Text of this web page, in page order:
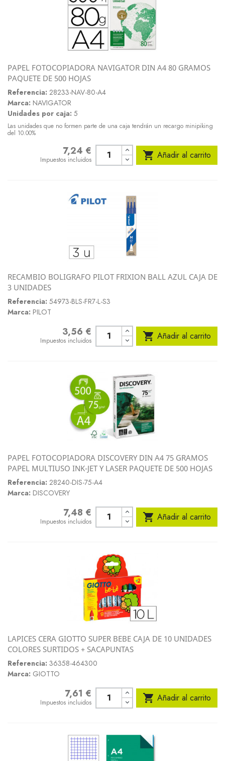
PAPEL FOTOCOPIADORA NAVIGATOR DIN A4 80 GRAMOS
PAQUETE DE 500 HOJAS
Referencia: 28233-NAV-80-A4
Marca: NAVIGATOR
Unidades por caja: 5
Las unidades que no formen parte de una caja tendrán un recargo minipiking
del 10.00%
7,24 €
Impuestos incluidos  Añadir al carrito
RECAMBIO BOLIGRAFO PILOT FRIXION BALL AZUL CAJA DE
3 UNIDADES
Referencia: 54973-BLS-FR7-L-S3
Marca: PILOT
3,56 €
Impuestos incluidos  Añadir al carrito
PAPEL FOTOCOPIADORA DISCOVERY DIN A4 75 GRAMOS
PAPEL MULTIUSO INK-JET Y LASER PAQUETE DE 500 HOJAS
Referencia: 28240-DIS-75-A4
Marca: DISCOVERY
7,48 €
Impuestos incluidos  Añadir al carrito
LAPICES CERA GIOTTO SUPER BEBE CAJA DE 10 UNIDADES
COLORES SURTIDOS + SACAPUNTAS
Referencia: 36358-464300
Marca: GIOTTO
7,61 €
Impuestos incluidos  Añadir al carrito